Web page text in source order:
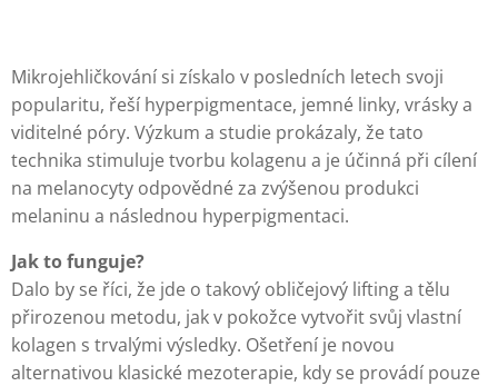
Mikrojehličkování si získalo v posledních letech svoji
popularitu, řeší hyperpigmentace, jemné linky, vrásky a
viditelné póry. Výzkum a studie prokázaly, že tato
technika stimuluje tvorbu kolagenu a je účinná při cílení
na melanocyty odpovědné za zvýšenou produkci
melaninu a následnou hyperpigmentaci.
Jak to funguje?
Dalo by se říci, že jde o takový obličejový lifting a tělu
přirozenou metodu, jak v pokožce vytvořit svůj vlastní
kolagen s trvalými výsledky. Ošetření je novou
alternativou klasické mezoterapie, kdy se provádí pouze